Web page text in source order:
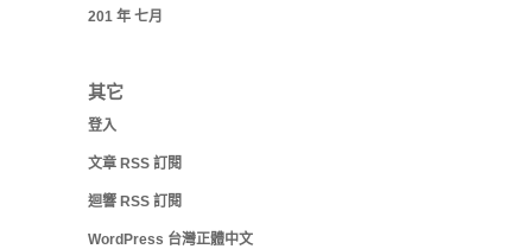
201 年 七月
其它
登入
文章 RSS 訂閱
迴響 RSS 訂閱
WordPress 台灣正體中文